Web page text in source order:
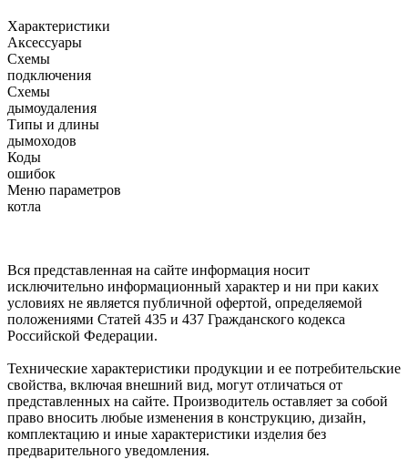
Характеристики
Аксессуары
Схемы
подключения
Схемы
дымоудаления
Типы и длины
дымоходов
Коды
ошибок
Меню параметров
котла
Вся представленная на сайте информация носит
исключительно информационный характер и ни при каких
условиях не является публичной офертой, определяемой
положениями Статей 435 и 437 Гражданского кодекса
Российской Федерации.
Технические характеристики продукции и ее потребительские
свойства, включая внешний вид, могут отличаться от
представленных на сайте. Производитель оставляет за собой
право вносить любые изменения в конструкцию, дизайн,
комплектацию и иные характеристики изделия без
предварительного уведомления.